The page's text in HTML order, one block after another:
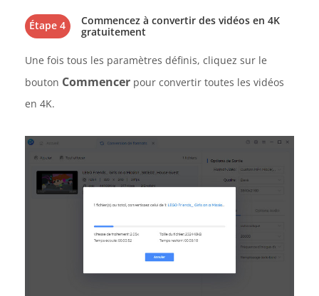
Étape 4
Commencez à convertir des vidéos en 4K
gratuitement
Une fois tous les paramètres définis, cliquez sur le
bouton Commencer pour convertir toutes les vidéos
en 4K.